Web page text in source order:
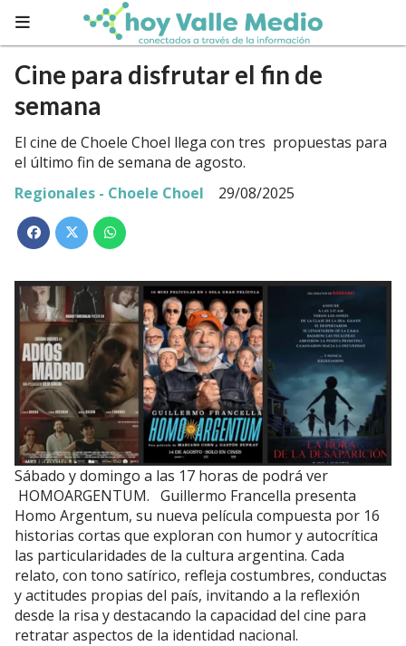
Cine para disfrutar el fin de
semana
El cine de Choele Choel llega con tres propuestas para
el último fin de semana de agosto.
Regionales - Choele Choel
29/08/2025
Sábado y domingo a las 17 horas de podrá ver
HOMOARGENTUM. Guillermo Francella presenta
Homo Argentum, su nueva película compuesta por 16
historias cortas que exploran con humor y autocrítica
las particularidades de la cultura argentina. Cada
relato, con tono satírico, refleja costumbres, conductas
y actitudes propias del país, invitando a la reflexión
desde la risa y destacando la capacidad del cine para
retratar aspectos de la identidad nacional.